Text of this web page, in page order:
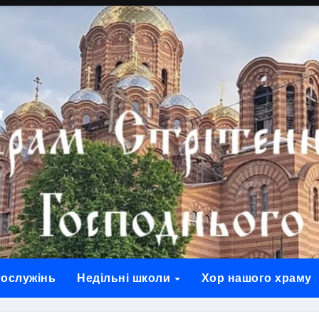
Недільні школи Хор нашого храму